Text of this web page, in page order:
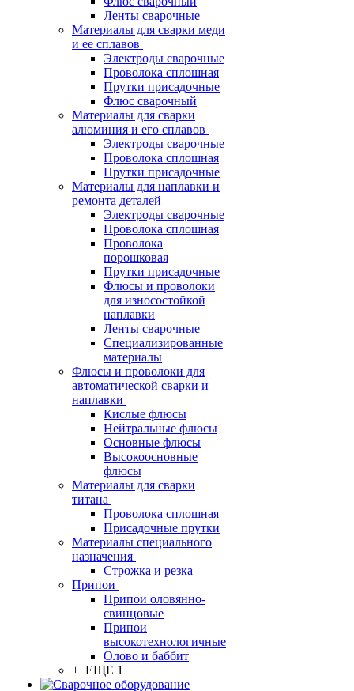
Ленты сварочные
Материалы для сварки меди
и ее сплавов
Электроды сварочные
Проволока сплошная
Прутки присадочные
Флюс сварочный
Материалы для сварки
алюминия и его сплавов
Электроды сварочные
Проволока сплошная
Прутки присадочные
Материалы для наплавки и
ремонта деталей
Электроды сварочные
Проволока сплошная
Проволока
порошковая
Прутки присадочные
Флюсы и проволоки
для износостойкой
наплавки
Ленты сварочные
Специализированные
материалы
Флюсы и проволоки для
автоматической сварки и
наплавки
Кислые флюсы
Нейтральные флюсы
Основные флюсы
Высокоосновные
флюсы
Материалы для сварки
титана
Проволока сплошная
Присадочные прутки
Материалы специального
назначения
Строжка и резка
Припои
Припои оловянно-
свинцовые
Припои
высокотехнологичные
Олово и баббит
+ ЕЩЕ 1